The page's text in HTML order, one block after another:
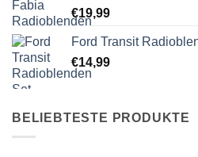
€19,99
Ford Transit
€14,99
BELIEBTESTE PRODUKTE